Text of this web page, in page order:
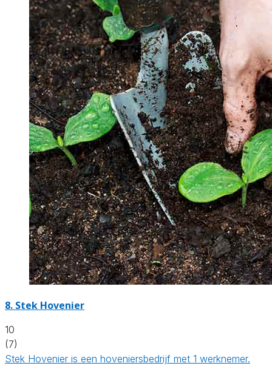
8. Stek Hovenier
10
(7)
Stek Hovenier is een hoveniersbedrijf met 1 werknemer.